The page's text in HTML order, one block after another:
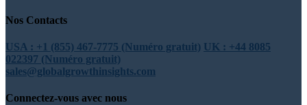
Nos Contacts
USA : +1 (855) 467-7775 (Numéro gratuit) UK : +44 8085
022397 (Numéro gratuit)
sales@globalgrowthinsights.com
Connectez-vous avec nous